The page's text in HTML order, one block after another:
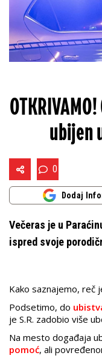
ubijen
0
Dodaj
Večeras je u
ispred svoje
Kako saznajemo, reč
Podsetimo, do
je S.R. zadobio više
Na mesto događaja
pomoć, ali